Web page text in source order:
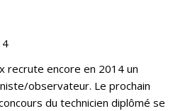
recrute encore en 2014 un
observateur. Le prochain
du technicien diplômé se